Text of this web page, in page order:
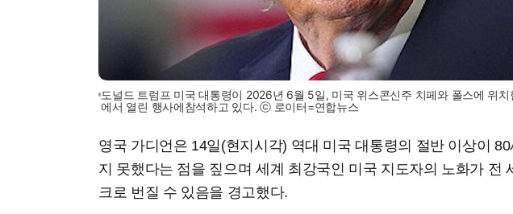
도널드 트럼프 미국 대통령이 2026년 6월 5일, 미국 위스콘신주 치페와 폴스에 위치
에서 열린 행사에참석하고 있다. ⓒ 로이터=연합뉴스
영국 가디언은 14일(현지시각) 역대 미국 대통령의 절반 이상이 80
지 못했다는 점을 짚으며 세계 최강국인 미국 지도자의 노화가 전
크로 번질 수 있음을 경고했다.